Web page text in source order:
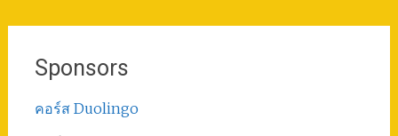
Sponsors
คอร์ส Duolingo